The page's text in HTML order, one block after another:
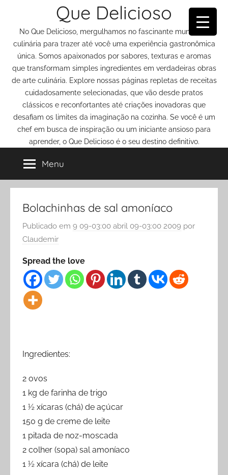
conteúdo
Que Delicioso
No Que Delicioso, mergulhamos no fascinante mundo da
culinária para trazer até você uma experiência gastronômica
única. Somos apaixonados por sabores, texturas e aromas
que transformam simples ingredientes em verdadeiras obras
de arte culinária. Explore nossas páginas repletas de receitas
cuidadosamente selecionadas, que vão desde pratos
clássicos e reconfortantes até criações inovadoras que
desafiam os limites da imaginação na cozinha. Se você é um
chef em busca de inspiração ou um iniciante ansioso para
aprender, o Que Delicioso é o seu destino definitivo.
Menu
Bolachinhas de sal amoníaco
Publicado em 9 09-03:00 abril 09-03:00 2009 por
Claudemir
Spread the love
Ingredientes:
2 ovos
1 kg de farinha de trigo
1 ½ xícaras (chá) de açúcar
150 g de creme de leite
1 pitada de noz-moscada
2 colher (sopa) sal amoníaco
1 ½ xícara (chá) de leite